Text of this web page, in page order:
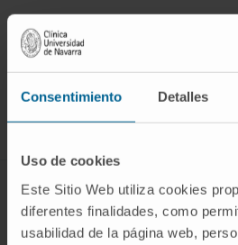
Consentimiento Detalles
Uso de cookies
Este Sitio Web utiliza cookies
diferentes finalidades, como
usabilidad de la página web,
¡Únete a nuestra
ENFERMEDADES Y
Enfermedades